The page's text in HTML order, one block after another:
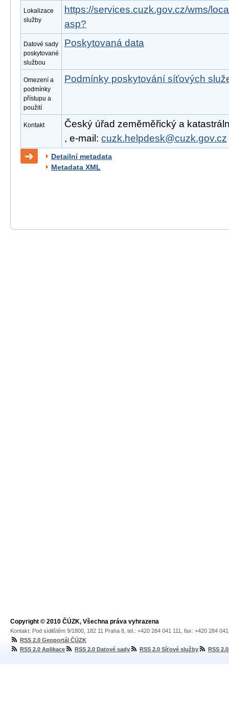
Lokalizace
služby
https://services.cuzk.gov.cz/wms/
asp?
Datové sady
poskytované
službou
Poskytovaná data
Omezení a
podmínky
přístupu a
použití
Podmínky poskytování síťových
Kontakt
Český úřad zeměměřický a
, e-mail: cuzk.helpdesk@cuzk.gov.cz
Detailní metadata
Metadata XML
Copyright © 2010 ČÚZK, Všechna práva vyhrazena
Kontakt: Pod sídlištěm 9/1800, 182 11 Praha 8, tel.: +420 284 041 111, fax: +420 284
RSS 2.0 Geoportál ČÚZK
RSS 2.0 Aplikace
RSS 2.0 Datové sady RSS 2.0 Síťové služby RSS